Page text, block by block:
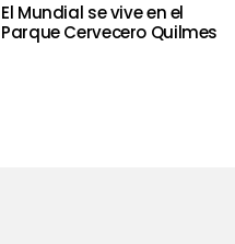
El Mundial se vive en el
Parque Cervecero Quilmes